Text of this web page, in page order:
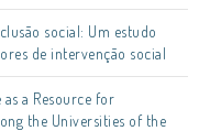
social: Um estudo
de intervenção social
a Resource for
the Universities of the